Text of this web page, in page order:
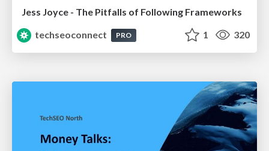
Jess Joyce - The Pitfalls of Following Frameworks
techseoconnect
PRO 1 320